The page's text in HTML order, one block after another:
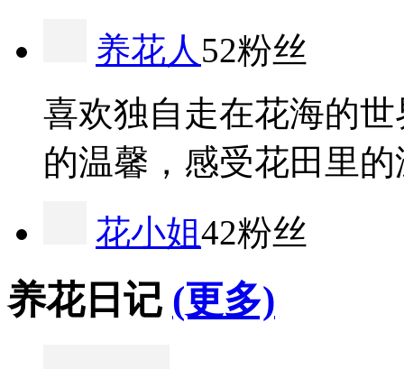
养花人 52粉丝
喜欢独自走在花海的
的温馨，感受花田里
花小姐42粉丝
养花日记 (更多)